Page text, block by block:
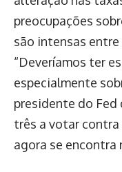
preocupações
são intensas entre
“Deveríamos ter
especialmente
presidente do Fed
três a votar contra
agora se encontra